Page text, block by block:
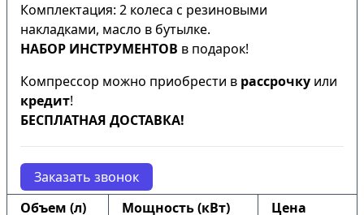
Комплектация: 2 колеса с резиновыми
накладками, масло в бутылке.
НАБОР ИНСТРУМЕНТОВ в подарок!
Компрессор можно приобрести в рассрочку или
кредит!
БЕСПЛАТНАЯ ДОСТАВКА!
Заказать звонок
Объем (л)
Мощность (кВт)
Цена